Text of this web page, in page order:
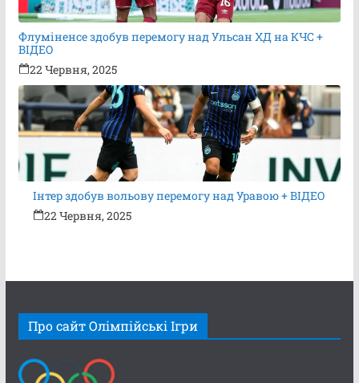
Флуміненсе здобув перемогу над Ульсан ХД на КЧС +
ВІДЕО
22 Червня, 2025
Інтер здобув вольову перемогу над Уравою + ВІДЕО
22 Червня, 2025
Про сайт Олімпійські Ігри